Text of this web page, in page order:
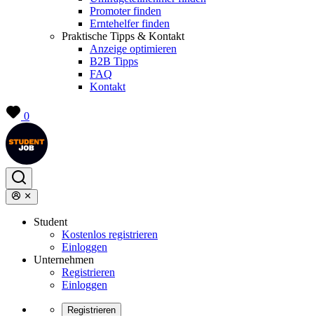
Promoter finden
Erntehelfer finden
Praktische Tipps & Kontakt
Anzeige optimieren
B2B Tipps
FAQ
Kontakt
0
Student
Kostenlos registrieren
Einloggen
Unternehmen
Registrieren
Einloggen
Registrieren